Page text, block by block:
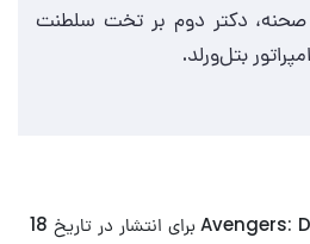
صحنه، دکتر دوم بر تخت سلطنت
بتل‌ورلد.
فیلم سینمایی Avengers: Doomsday برای انتشار در تاریخ 18